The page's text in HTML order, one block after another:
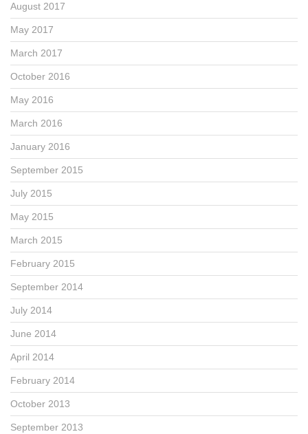
August 2017
May 2017
March 2017
October 2016
May 2016
March 2016
January 2016
September 2015
July 2015
May 2015
March 2015
February 2015
September 2014
July 2014
June 2014
April 2014
February 2014
October 2013
September 2013